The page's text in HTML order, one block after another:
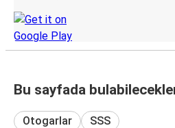
Bu sayfada
Otogarlar SSS